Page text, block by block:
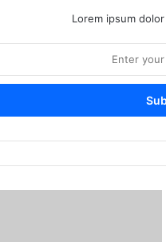
Lorem ipsum